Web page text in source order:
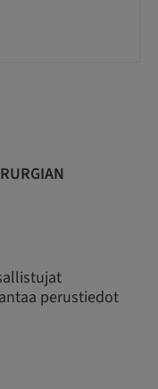
perustiedot